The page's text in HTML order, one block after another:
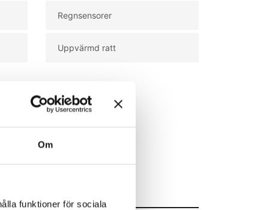
Om
funktioner för sociala
Regnsensorer
Uppvärmd ratt